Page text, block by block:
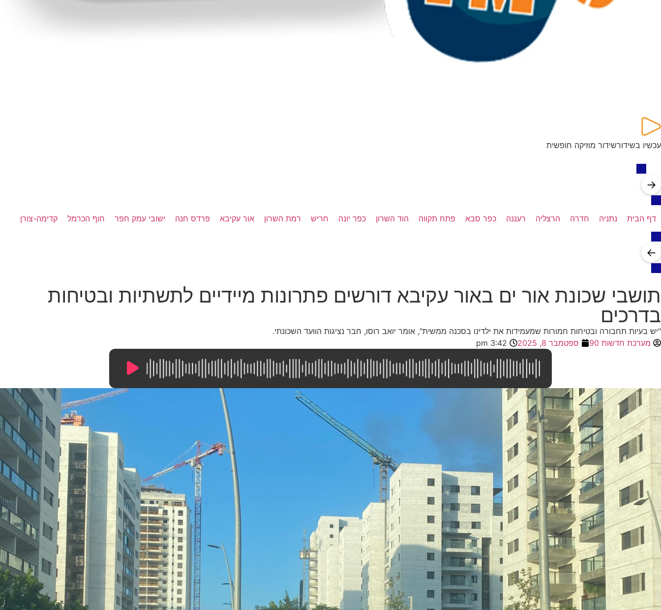
עכשיו בשידורשידור מוזיקה חופשית
→
דף הבית נתניה חדרה הרצליה רעננה כפר סבא פתח תקווה הוד השרון כפר יונה חריש רמת השרון אור עקיבא פרדס חנה ישובי עמק חפר חוף הכרמל קדימה-צורן
←
תושבי שכונת אור ים באור עקיבא דורשים פתרונות מיידיים לתשתיות ובטיחות
בדרכים
"יש בעיות תחבורה ובטיחות חמורות שמעמידות את ילדינו בסכנה ממשית", אומר יואב רוסו, חבר נציגות הוועד השכונתי.
מערכת חדשות 90
ספטמבר 8, 2025 3:42 pm